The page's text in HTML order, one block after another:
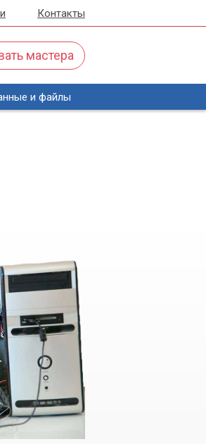
Контакты
мастера
и файлы